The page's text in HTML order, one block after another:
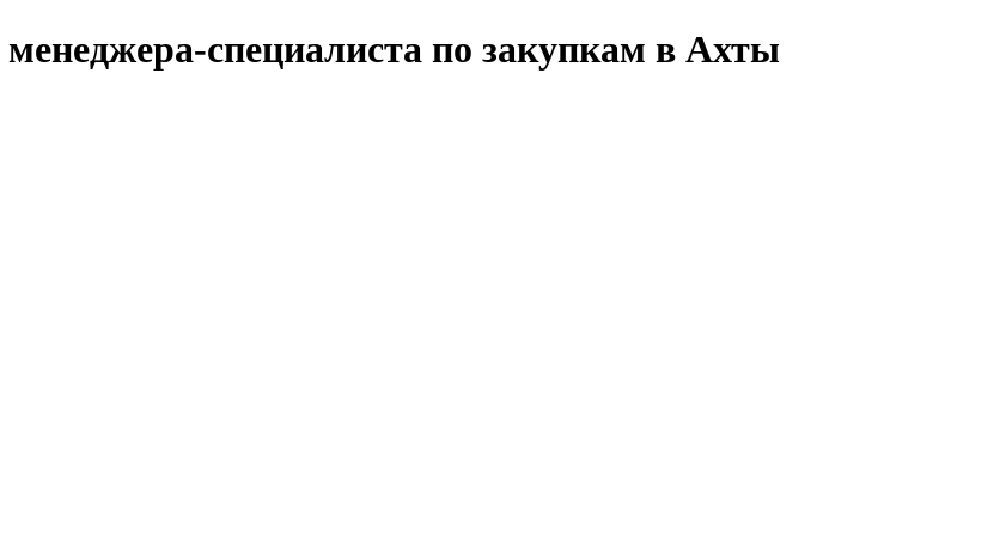
специалиста по закупкам в Ахты